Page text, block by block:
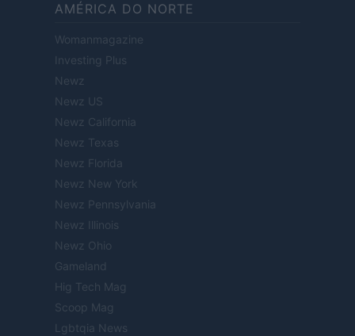
AMÉRICA DO NORTE
Womanmagazine
Investing Plus
Newz
Newz US
Newz California
Newz Texas
Newz Florida
Newz New York
Newz Pennsylvania
Newz Illinois
Newz Ohio
Gameland
Hig Tech Mag
Scoop Mag
Lgbtqia News